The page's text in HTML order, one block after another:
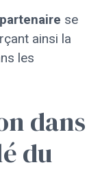
partenaire se
ainsi la
les
dans
du